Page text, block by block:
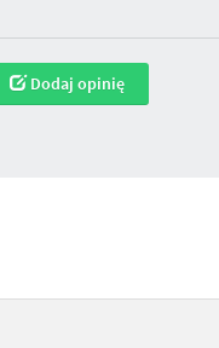
Dodaj opinię